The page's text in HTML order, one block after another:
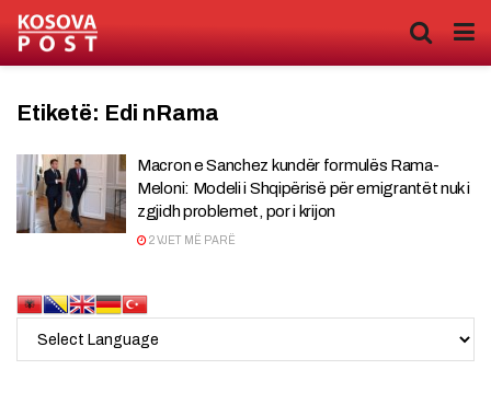
Etiketë: Edi nRama
Macron e Sanchez kundër formulës Rama-
Meloni: Modeli i Shqipërisë për emigrantët nuk i
zgjidh problemet, por i krijon
2 VJET MË PARË